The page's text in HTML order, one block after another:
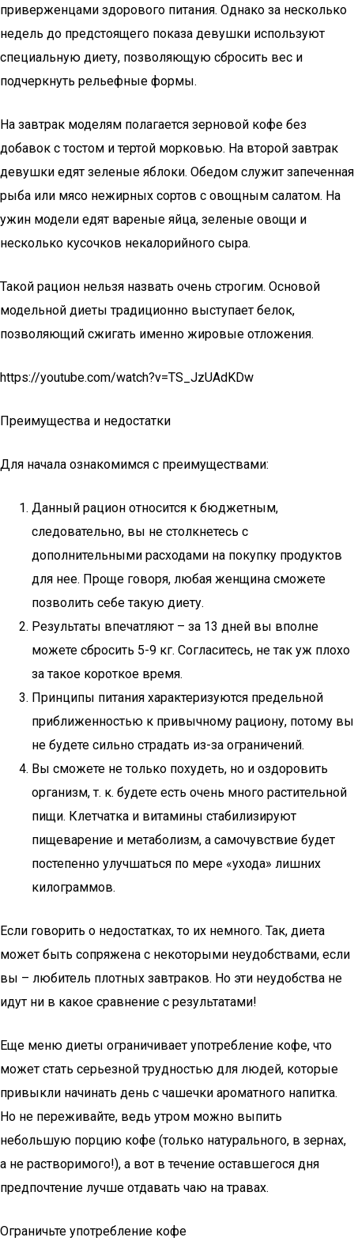
приверженцами здорового питания. Однако за несколько
недель до предстоящего показа девушки используют
специальную диету, позволяющую сбросить вес и
подчеркнуть рельефные формы.
На завтрак моделям полагается зерновой кофе без
добавок с тостом и тертой морковью. На второй завтрак
девушки едят зеленые яблоки. Обедом служит запеченная
рыба или мясо нежирных сортов с овощным салатом. На
ужин модели едят вареные яйца, зеленые овощи и
несколько кусочков некалорийного сыра.
Такой рацион нельзя назвать очень строгим. Основой
модельной диеты традиционно выступает белок,
позволяющий сжигать именно жировые отложения.
https://youtube.com/watch?v=TS_JzUAdKDw
Преимущества и недостатки
Для начала ознакомимся с преимуществами:
Данный рацион относится к бюджетным,
следовательно, вы не столкнетесь с
дополнительными расходами на покупку продуктов
для нее. Проще говоря, любая женщина сможете
позволить себе такую диету.
Результаты впечатляют – за 13 дней вы вполне
можете сбросить 5-9 кг. Согласитесь, не так уж плохо
за такое короткое время.
Принципы питания характеризуются предельной
приближенностью к привычному рациону, потому вы
не будете сильно страдать из-за ограничений.
Вы сможете не только похудеть, но и оздоровить
организм, т. к. будете есть очень много растительной
пищи. Клетчатка и витамины стабилизируют
пищеварение и метаболизм, а самочувствие будет
постепенно улучшаться по мере «ухода» лишних
килограммов.
Если говорить о недостатках, то их немного. Так, диета
может быть сопряжена с некоторыми неудобствами, если
вы – любитель плотных завтраков. Но эти неудобства не
идут ни в какое сравнение с результатами!
Еще меню диеты ограничивает употребление кофе, что
может стать серьезной трудностью для людей, которые
привыкли начинать день с чашечки ароматного напитка.
Но не переживайте, ведь утром можно выпить
небольшую порцию кофе (только натурального, в зернах,
а не растворимого!), а вот в течение оставшегося дня
предпочтение лучше отдавать чаю на травах.
Ограничьте употребление кофе